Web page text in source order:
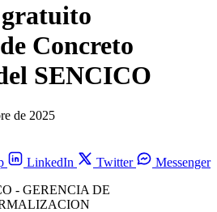
Concreto
SENCICO
de 2025
LinkedIn Twitter
Messenger
- GERENCIA DE